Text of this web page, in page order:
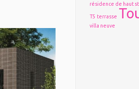
résidence de haut
T5 terrasse
villa neuve